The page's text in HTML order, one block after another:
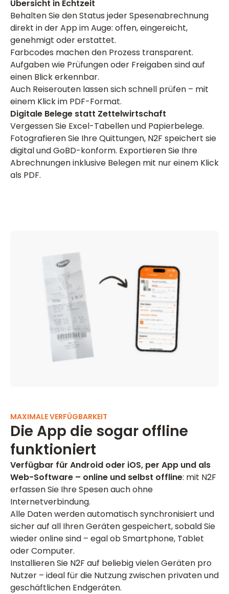
Übersicht in Echtzeit
Behalten Sie den Status jeder Spesenabrechnung
direkt in der App im Auge: offen, eingereicht,
genehmigt oder erstattet.
Farbcodes machen den Prozess transparent.
Aufgaben wie Prüfungen oder Freigaben sind auf
einen Blick erkennbar.
Auch Reiserouten lassen sich schnell prüfen – mit
einem Klick im PDF-Format.
Digitale Belege statt Zettelwirtschaft
Vergessen Sie Excel-Tabellen und Papierbelege.
Fotografieren Sie Ihre Quittungen, N2F speichert sie
digital und GoBD-konform. Exportieren Sie Ihre
Abrechnungen inklusive Belegen mit nur einem Klick
als PDF.
MAXIMALE VERFÜGBARKEIT
Die App die sogar offline
funktioniert
Verfügbar für Android oder iOS, per App und als
Web-Software – online und selbst offline: mit N2F
erfassen Sie Ihre Spesen auch ohne
Internetverbindung.
Alle Daten werden automatisch synchronisiert und
sicher auf all Ihren Geräten gespeichert, sobald Sie
wieder online sind – egal ob Smartphone, Tablet
oder Computer.
Installieren Sie N2F auf beliebig vielen Geräten pro
Nutzer – ideal für die Nutzung zwischen privaten und
geschäftlichen Endgeräten.